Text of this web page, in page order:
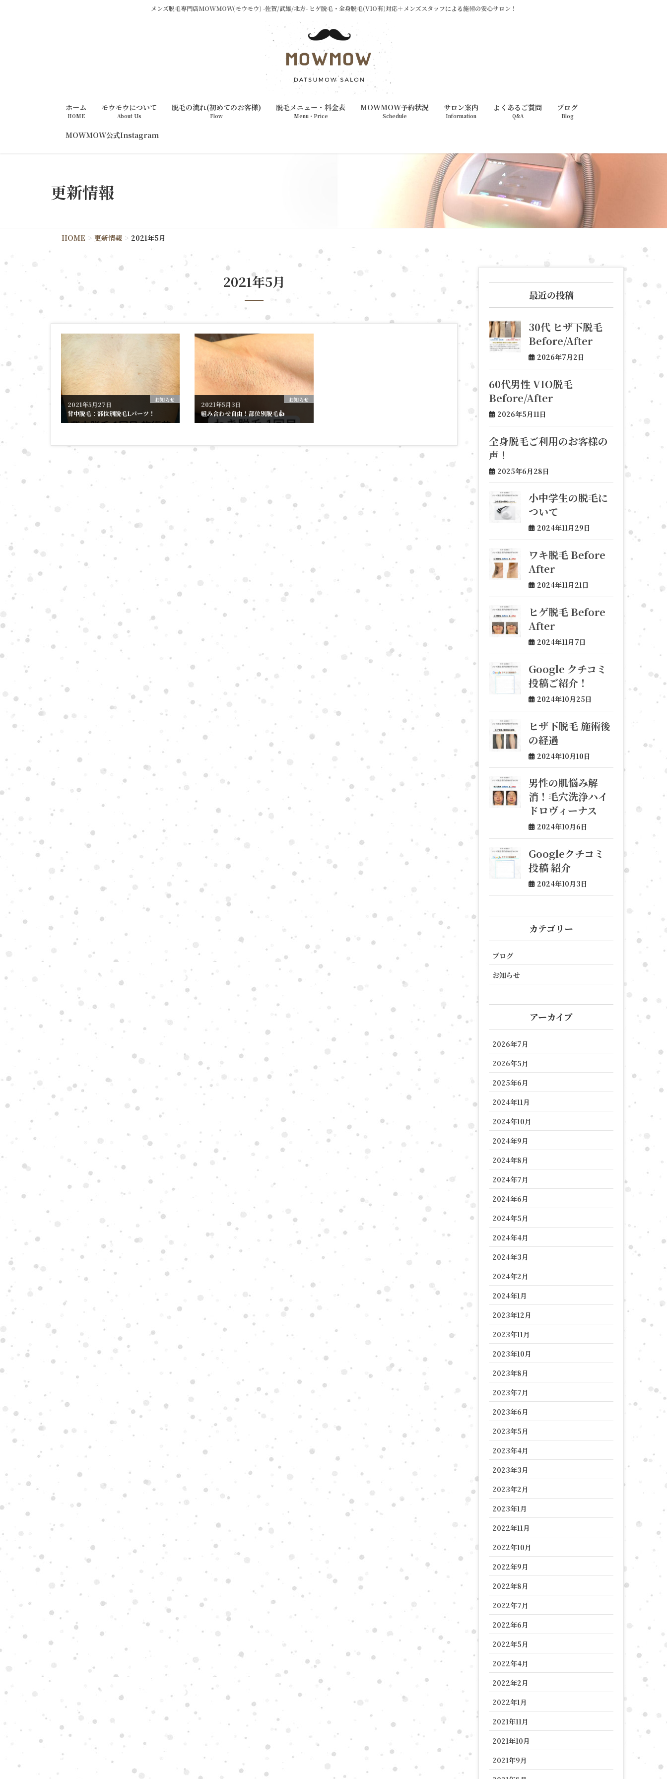
メンズ脱毛専門店MOWMOW(モウモウ) -佐賀/武雄/北方- ヒゲ脱毛・全身脱毛(VIO有)対応＋メンズスタッフによる施術の安心サロン！
ホーム
HOME
モウモウについて
About Us
脱毛の流れ(初めてのお客様)
Flow
脱毛メニュー・料金表
Menu・Price
MOWMOW予約状況
Schedule
サロン案内
Information
よくあるご質問
Q&A
ブログ
Blog
MOWMOW公式Instagram
更新情報
HOME 更新情報 2021年5月
2021年5月
2021年5月27日
お知らせ
背中脱毛：部位別脱毛Lパーツ！
2021年5月3日
お知らせ
組み合わせ自由！部位別脱毛👍
最近の投稿
30代 ヒザ下脱毛
Before/After
2026年7月2日
60代男性 VIO脱毛
Before/After
2026年5月11日
全身脱毛ご利用のお客様の
声！
2025年6月28日
小中学生の脱毛に
ついて
2024年11月29日
ワキ脱毛 Before
After
2024年11月21日
ヒゲ脱毛 Before
After
2024年11月7日
Google クチコミ
投稿ご紹介！
2024年10月25日
ヒザ下脱毛 施術後
の経過
2024年10月10日
男性の肌悩み解
消！毛穴洗浄ハイ
ドロヴィーナス
2024年10月6日
Googleクチコミ
投稿 紹介
2024年10月3日
カテゴリー
ブログ
お知らせ
アーカイブ
2026年7月
2026年5月
2025年6月
2024年11月
2024年10月
2024年9月
2024年8月
2024年7月
2024年6月
2024年5月
2024年4月
2024年3月
2024年2月
2024年1月
2023年12月
2023年11月
2023年10月
2023年8月
2023年7月
2023年6月
2023年5月
2023年4月
2023年3月
2023年2月
2023年1月
2022年11月
2022年10月
2022年9月
2022年8月
2022年7月
2022年6月
2022年5月
2022年4月
2022年2月
2022年1月
2021年11月
2021年10月
2021年9月